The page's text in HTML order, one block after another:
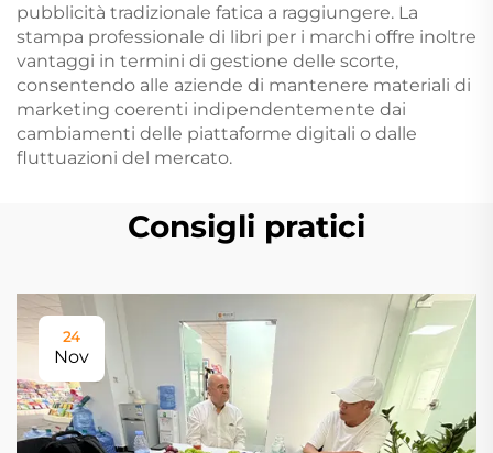
pubblicità tradizionale fatica a raggiungere. La
stampa professionale di libri per i marchi offre inoltre
vantaggi in termini di gestione delle scorte,
consentendo alle aziende di mantenere materiali di
marketing coerenti indipendentemente dai
cambiamenti delle piattaforme digitali o dalle
fluttuazioni del mercato.
Consigli pratici
24
Nov